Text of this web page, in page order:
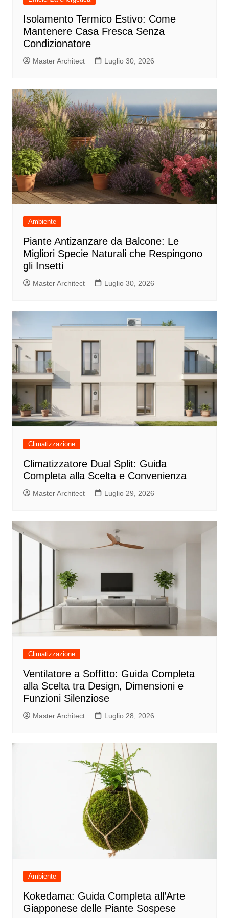
Isolamento Termico Estivo: Come
Mantenere Casa Fresca Senza
Condizionatore
Master Architect Luglio 30, 2026
Ambiente
Piante Antizanzare da Balcone: Le
Migliori Specie Naturali che Respingono
gli Insetti
Master Architect Luglio 30, 2026
Climatizzazione
Climatizzatore Dual Split: Guida
Completa alla Scelta e Convenienza
Master Architect Luglio 29, 2026
Climatizzazione
Ventilatore a Soffitto: Guida Completa
alla Scelta tra Design, Dimensioni e
Funzioni Silenziose
Master Architect Luglio 28, 2026
Ambiente
Kokedama: Guida Completa all’Arte
Giapponese delle Piante Sospese